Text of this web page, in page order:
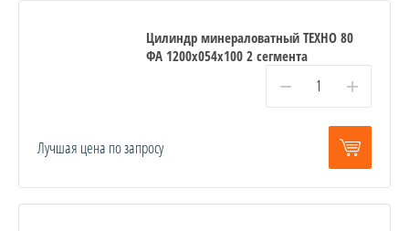
Цилиндр минераловатный ТЕХНО 80
ФА 1200x054x100 2 сегмента
− +
Лучшая цена по запросу